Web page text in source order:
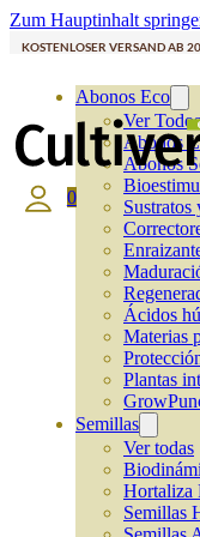
Zum Hauptinhalt
KOSTENLOSER VERSAND AB
Abonos Eco
Ver Todos
Abonos
Abonos
Sustratos
Ácidos
Materias
Plantas
Semillas
Ver todas
Hortaliza
Semillas
0